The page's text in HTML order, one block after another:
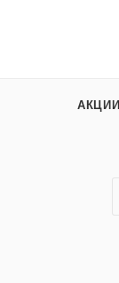
АКЦИИ